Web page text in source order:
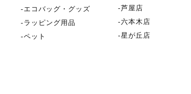
エコバッグ・グッズ
ラッピング用品
ペット
芦屋店
六本木店
星が丘店